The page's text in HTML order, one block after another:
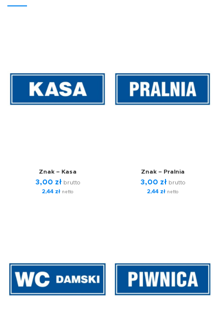
Znak – Kasa
3,00 zł brutto
2,44 zł netto
Znak – Pralnia
3,00 zł brutto
2,44 zł netto